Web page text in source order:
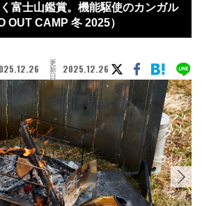
富士山鑑賞。機能駆使のカンガル
OUT CAMP 冬 2025）
更
新
日
2025.12.26